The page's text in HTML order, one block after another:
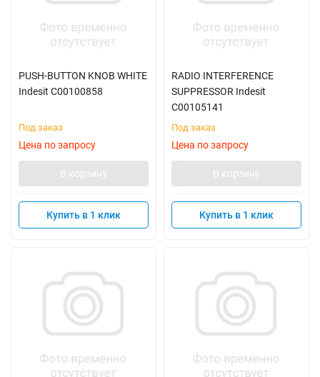
PUSH-BUTTON KNOB WHITE
Indesit C00100858
Под заказ
Цена по запросу
В корзину
Купить в 1 клик
RADIO INTERFERENCE
SUPPRESSOR Indesit
C00105141
Под заказ
Цена по запросу
В корзину
Купить в 1 клик